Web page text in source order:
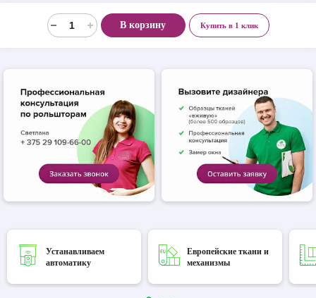
В корзину Купить в 1 клик
Устанавливаем
автоматику
Европейские ткани и
механизмы